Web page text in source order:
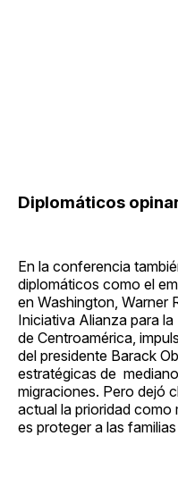
Diplomáticos
En la conferencia
diplomáticos como el
en Washington, Warner
Iniciativa Alianza para
de Centroamérica,
del presidente Barack
estratégicas de
migraciones. Pero dejó
actual la prioridad como
es proteger a las